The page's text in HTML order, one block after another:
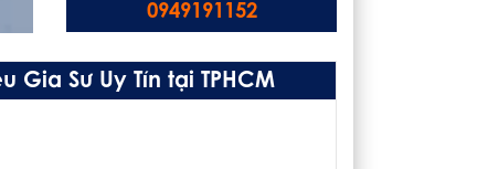
0949191152
Gia Sư Uy Tín tại TPHCM